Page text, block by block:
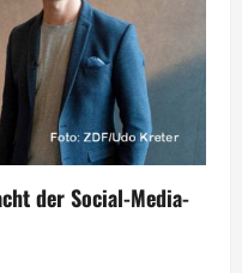
der Social-Media-